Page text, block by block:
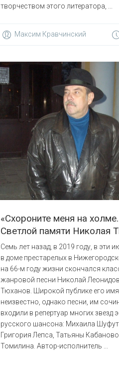
творчеством этого литератора, ...
Максим Кравчинский
«Схороните меня на
Светлой памяти Николая
Семь лет назад, в 2019 году, в эти
в доме престарелых в
на 66-м году жизни скончался
жанровой песни Николай
Тюханов. Широкой публике его
неизвестно, однако песни, им
входили в репертуар многих звезд
русского шансона: Михаила
Григория Лепса, Татьяны
Томилина. Автор-исполнитель ...